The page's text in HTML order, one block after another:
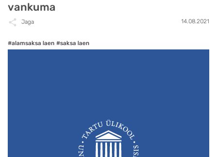
vankuma
Jaga 14.08.2021
#alamsaksa laen #saksa laen